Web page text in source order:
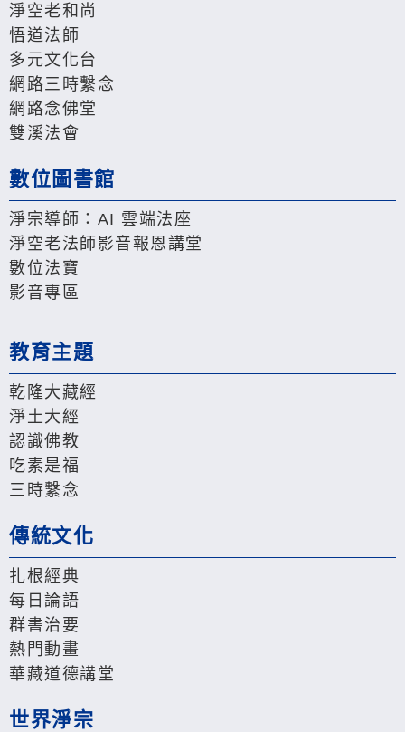
淨空老和尚
悟道法師
多元文化台
網路三時繫念
網路念佛堂
雙溪法會
數位圖書館
淨宗導師：AI 雲端法座
淨空老法師影音報恩講堂
數位法寶
影音專區
教育主題
乾隆大藏經
淨土大經
認識佛教
吃素是福
三時繫念
傳統文化
扎根經典
每日論語
群書治要
熱門動畫
華藏道德講堂
世界淨宗